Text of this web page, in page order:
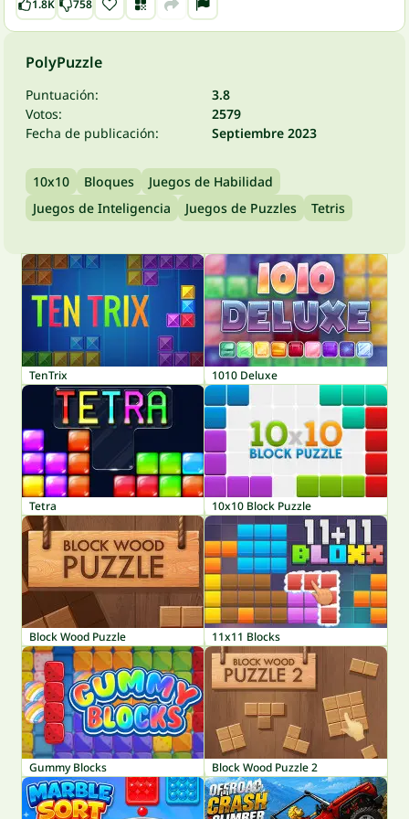
1.8K 758
PolyPuzzle
Puntuación:
3.8
Votos:
2579
Fecha de publicación:
Septiembre 2023
10x10 Bloques
Juegos de Habilidad
Juegos de Inteligencia
Juegos de Puzzles Tetris
TenTrix 1010 Deluxe
Tetra 10x10 Block Puzzle
Block Wood Puzzle 11x11 Blocks
Gummy Blocks Block Wood Puzzle 2